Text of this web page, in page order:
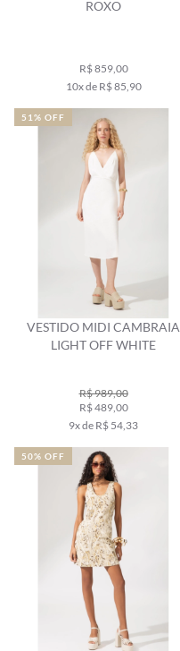
ROXO
R$ 859,00
10x de R$ 85,90
VESTIDO MIDI CAMBRAIA
LIGHT OFF WHITE
R$ 989,00
R$ 489,00
9x de R$ 54,33
51% OFF
50% OFF